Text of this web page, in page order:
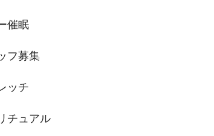
催眠
フ募集
ッチ
チュアル